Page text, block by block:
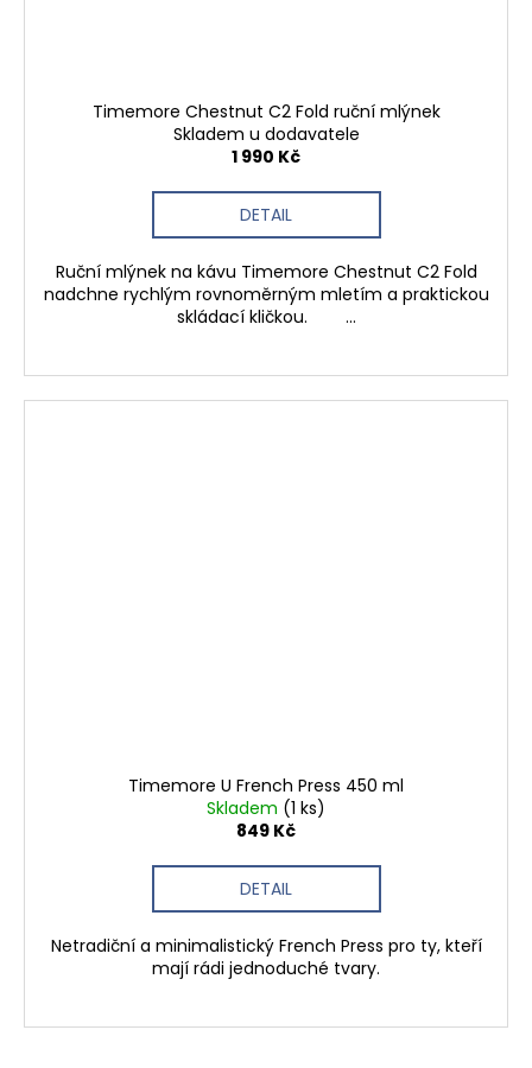
Timemore Chestnut C2 Fold ruční mlýnek
Skladem u dodavatele
1 990 Kč
DETAIL
Ruční mlýnek na kávu Timemore Chestnut C2 Fold
nadchne rychlým rovnoměrným mletím a praktickou
skládací kličkou. ...
Timemore U French Press 450 ml
Skladem (1 ks)
849 Kč
DETAIL
Netradiční a minimalistický French Press pro ty, kteří
mají rádi jednoduché tvary.